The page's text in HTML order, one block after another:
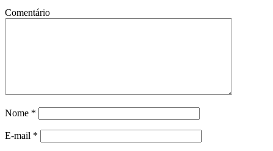
Comentário
Nome *
E-mail *